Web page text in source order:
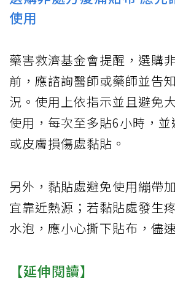
使用
藥害救濟基金會提醒，選購
前，應諮詢醫師或藥師並告
況。使用上依指示並且避免
使用，每次至多貼6小時，
或皮膚損傷處黏貼。
另外，黏貼處避免使用繃帶
宜靠近熱源；若黏貼處發生
水泡，應小心撕下貼布，儘
【延伸閱讀】